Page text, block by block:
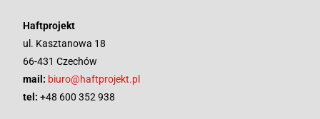
Haftprojekt
ul. Kasztanowa 18
66-431 Czechów
mail: biuro@haftprojekt.pl
tel: +48 600 352 938